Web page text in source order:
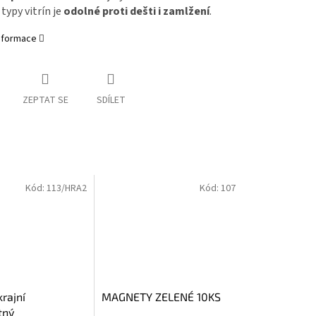
typy vitrín je odolné proti dešti i zamlžení.
ZEPTAT SE SDÍLET
Kód:113/HRA2
MAGNETY ZELENÉ 10KS
Kód: 107